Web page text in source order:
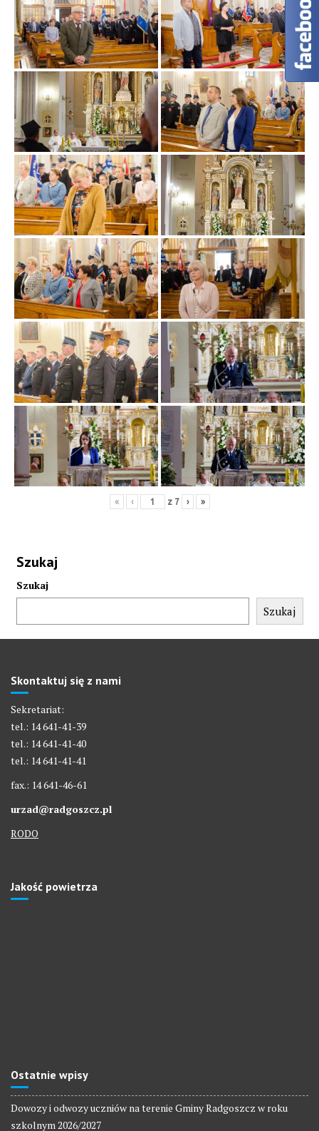
« ‹ z 7 › »
Szukaj
Szukaj
Szukaj
Skontaktuj się z nami
Sekretariat:
tel.: 14 641-41-39
tel.: 14 641-41-40
tel.: 14 641-41-41
fax.: 14 641-46-61
urzad@radgoszcz.pl
RODO
Jakość powietrza
Ostatnie wpisy
Dowozy i odwozy uczniów na terenie Gminy Radgoszcz w roku
szkolnym 2026/2027